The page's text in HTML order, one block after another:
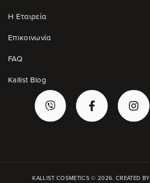
Η Εταιρεία
Επικοινωνία
FAQ
Kallist Blog
KALLIST COSMETICS © 2026. CREATED BY